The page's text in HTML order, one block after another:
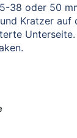
38 oder 50
Kratzer